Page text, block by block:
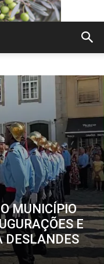
MUNICÍPIO
E
DESLANDES